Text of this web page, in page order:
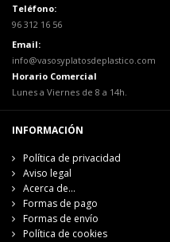
Teléfono:
96 312 16 56
Email:
info@vasosyplatosdeplastico.com
Horario Comercial
Lunes a Viernes de 8 a 14h.
INFORMACIÓN
Política de privacidad
Aviso legal
Acerca de...
Formas de pago
Formas de envío
Política de cookies